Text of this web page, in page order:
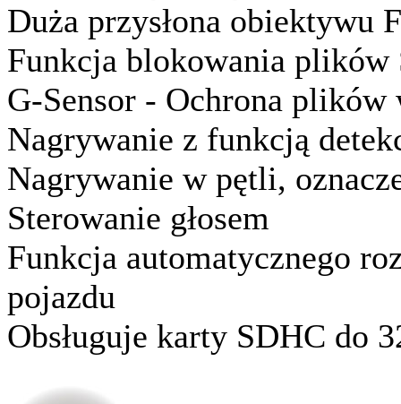
Duża przysłona obiektywu
Funkcja blokowania plików
G-Sensor - Ochrona
Nagrywanie z funkcją
Nagrywanie w pętli,
Sterowanie głosem
Funkcja automatycznego
pojazdu
Obsługuje karty SDHC do